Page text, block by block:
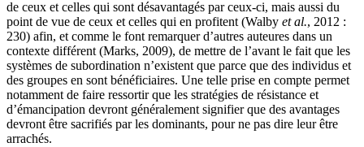
de ceux et celles qui sont désavantagés par ceux-ci, mais aussi du
point de vue de ceux et celles qui en profitent (Walby et al., 2012 :
230) afin, et comme le font remarquer d’autres auteures dans un
contexte différent (Marks, 2009), de mettre de l’avant le fait que les
systèmes de subordination n’existent que parce que des individus et
des groupes en sont bénéficiaires. Une telle prise en compte permet
notamment de faire ressortir que les stratégies de résistance et
d’émancipation devront généralement signifier que des avantages
devront être sacrifiés par les dominants, pour ne pas dire leur être
arrachés.